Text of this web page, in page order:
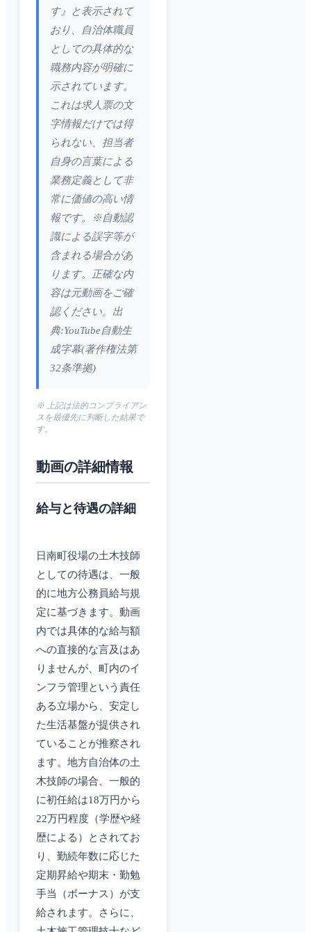
す』と表示されて
おり、自治体職員
としての具体的な
職務内容が明確に
示されています。
これは求人票の文
字情報だけでは得
られない、担当者
自身の言葉による
業務定義として非
常に価値の高い情
報です。※自動認
識による誤字等が
含まれる場合があ
ります。正確な内
容は元動画をご確
認ください。出
典:YouTube自動生
成字幕(著作権法第
32条準拠)
※ 上記は法的コンプライアン
スを最優先に判断した結果で
す。
動画の詳細情報
給与と待遇の詳細
日南町役場の土木技師
としての待遇は、一般
的に地方公務員給与規
定に基づきます。動画
内では具体的な給与額
への直接的な言及はあ
りませんが、町内のイ
ンフラ管理という責任
ある立場から、安定し
た生活基盤が提供され
ていることが推察され
ます。地方自治体の土
木技師の場合、一般的
に初任給は18万円から
22万円程度（学歴や経
歴による）とされてお
り、勤続年数に応じた
定期昇給や期末・勤勉
手当（ボーナス）が支
給されます。さらに、